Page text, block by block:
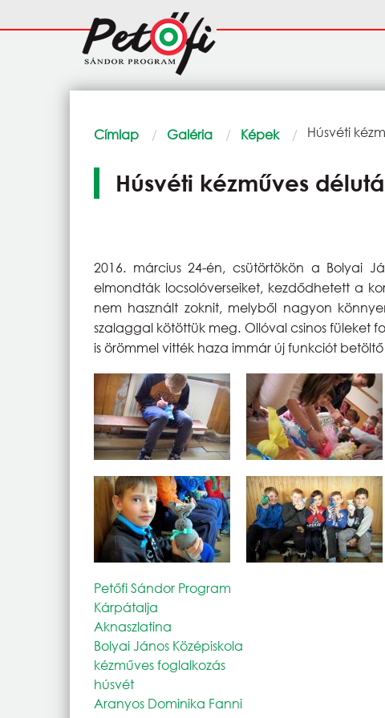
Fő
navigáció
Morzsa
Címlap Galéria Képek Current:
Húsvéti
Húsvéti kézműves
2016. március 24-én, csütörtökön a Bolyai
elmondták locsolóverseiket, kezdődhetett a
nem használt zoknit, melyből nagyon
szalaggal kötöttük meg. Ollóval csinos füleket
is örömmel vitték haza immár új funkciót
Petőfi Sándor Program
Kárpátalja
Aknaszlatina
Bolyai János Középiskola
kézműves foglalkozás
húsvét
Aranyos Dominika Fanni